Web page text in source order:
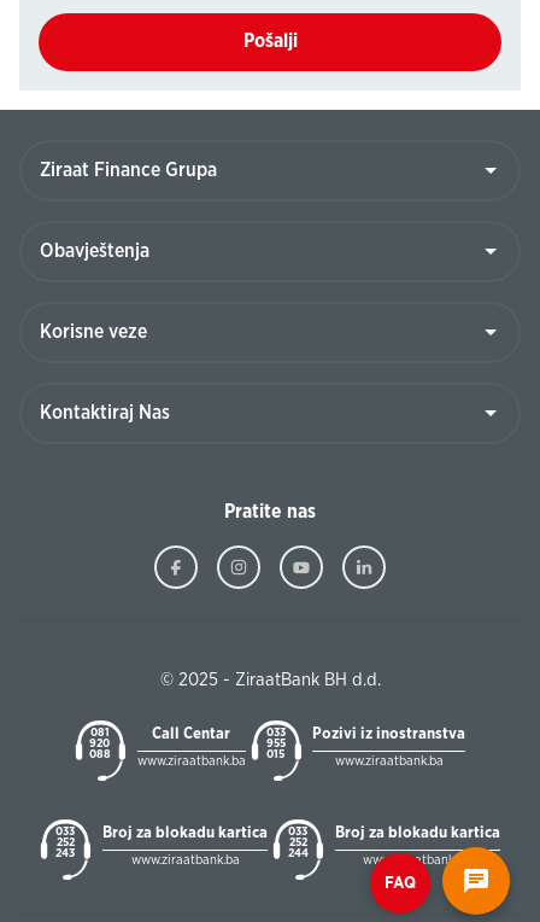
Pošalji
Pratite nas
© 2025 - ZiraatBank BH d.d.
081
920
088
Call Centar
www.ziraatbank.ba
033
955
015
Pozivi iz inostranstva
www.ziraatbank.ba
033
252
243
Broj za blokadu kartica
www.ziraatbank.ba
033
252
244
Broj za blokadu kartica
www.ziraatbank.ba
FAQ